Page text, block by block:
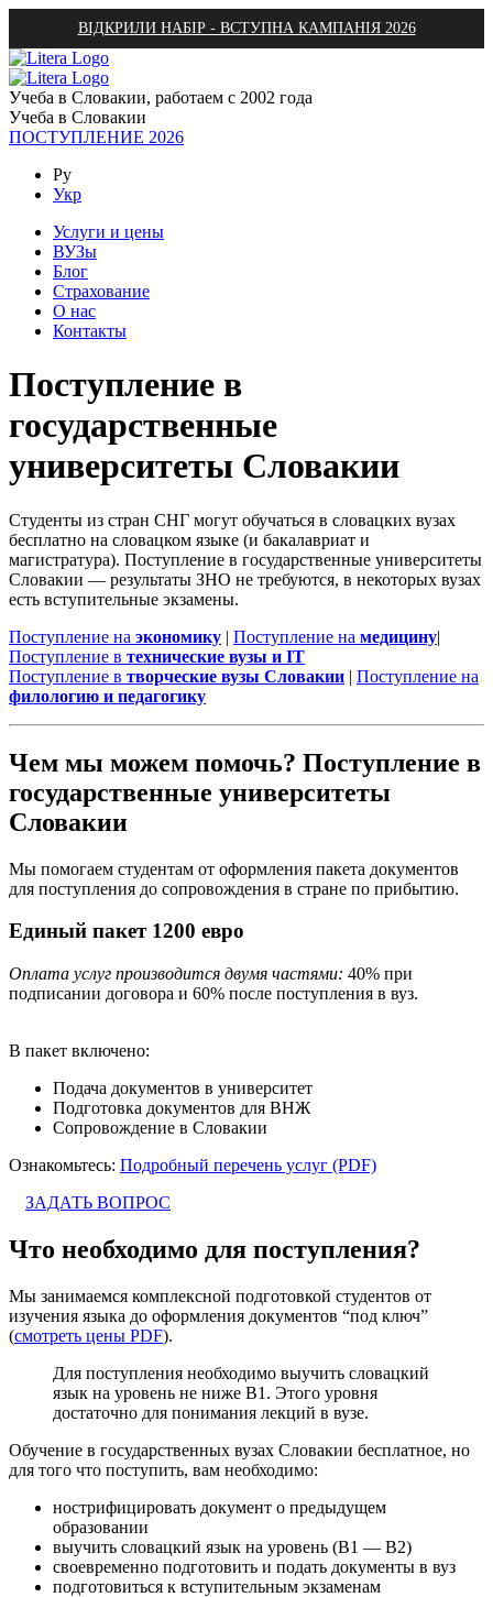
ВІДКРИЛИ НАБІР - ВСТУПНА КАМПАНІЯ 2026
Учеба в Словакии, работаем с 2002 года
Учеба в Словакии
ПОСТУПЛЕНИЕ 2026
Ру
Укр
Услуги и цены
ВУЗы
Блог
Страхование
О нас
Контакты
Поступление в
государственные
университеты Словакии
Студенты из стран СНГ могут обучаться в словацких вузах
бесплатно на словацком языке (и бакалавриат и
магистратура). Поступление в государственные университеты
Словакии — результаты ЗНО не требуются, в некоторых вузах
есть вступительные экзамены.
Поступление на экономику | Поступление на медицину|
Поступление в технические вузы и IT
Поступление в творческие вузы Словакии | Поступление на
филологию и педагогику
Чем мы можем помочь? Поступление в
государственные университеты
Словакии
Мы помогаем студентам от оформления пакета документов
для поступления до сопровождения в стране по прибытию.
Единый пакет 1200 евро
Оплата услуг производится двумя частями: 40% при
подписании договора и 60% после поступления в вуз.
В пакет включено:
Подача документов в университет
Подготовка документов для ВНЖ
Сопровождение в Словакии
Ознакомьтесь: Подробный перечень услуг (PDF)
ЗАДАТЬ ВОПРОС
Что необходимо для поступления?
Мы занимаемся комплексной подготовкой студентов от
изучения языка до оформления документов “под ключ”
(смотреть цены PDF).
Для поступления необходимо выучить словацкий
язык на уровень не ниже В1. Этого уровня
достаточно для понимания лекций в вузе.
Обучение в государственных вузах Словакии бесплатное, но
для того что поступить, вам необходимо:
нострифицировать документ о предыдущем
образовании
выучить словацкий язык на уровень (В1 — В2)
своевременно подготовить и подать документы в вуз
подготовиться к вступительным экзаменам